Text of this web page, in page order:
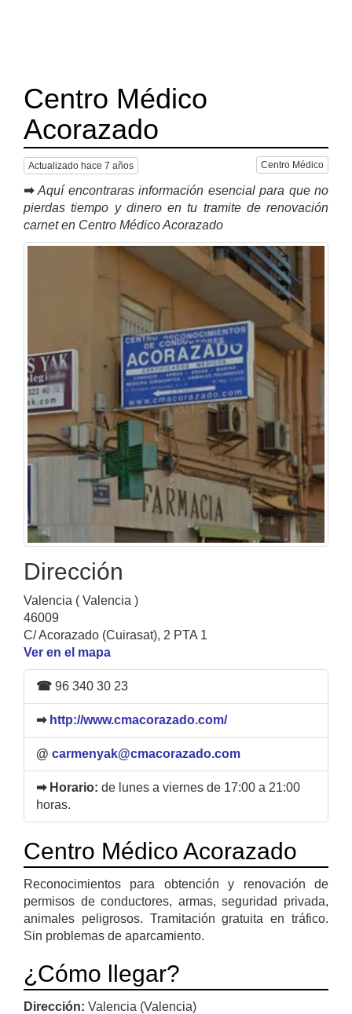
Centro Médico
Acorazado
Actualizado hace 7 años Centro Médico
➡ Aquí encontraras información esencial para que no
pierdas tiempo y dinero en tu tramite de renovación
carnet en Centro Médico Acorazado
Dirección
Valencia ( Valencia )
46009
C/ Acorazado (Cuirasat), 2 PTA 1
Ver en el mapa
☎ 96 340 30 23
➡ http://www.cmacorazado.com/
@ carmenyak@cmacorazado.com
➡ Horario: de lunes a viernes de 17:00 a 21:00
horas.
Centro Médico Acorazado
Reconocimientos para obtención y renovación de
permisos de conductores, armas, seguridad privada,
animales peligrosos. Tramitación gratuita en tráfico.
Sin problemas de aparcamiento.
¿Cómo llegar?
Dirección: Valencia (Valencia)